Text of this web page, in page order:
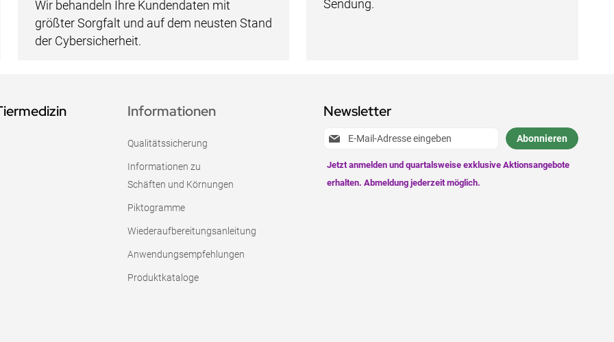
Wir behandeln Ihre Kundendaten mit
größter Sorgfalt und auf dem neusten Stand
der Cybersicherheit.
Sendung.
Newsletter
Anmeldung
Newsletter:
Abonnieren
Informationen
Qualitätssicherung
Informationen zu
Schäften und Körnungen
Piktogramme
Wiederaufbereitungsanleitung
Anwendungsempfehlungen
Produktkataloge